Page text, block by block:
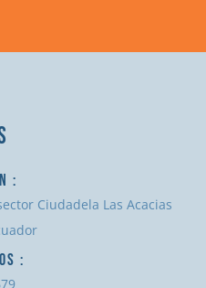
:
Ciudadela Las Acacias
: